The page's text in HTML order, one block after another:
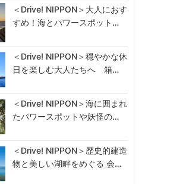
＜Drive! NIPPON＞大人におす
すめ！海とパワースポット…
＜Drive! NIPPON＞穏やかな休
日を楽しむ大人たちへ 箱…
＜Drive! NIPPON＞海に囲まれ
たパワースポットや妖怪の…
＜Drive! NIPPON＞歴史的建造
物と美しい湖畔をめぐる 会…